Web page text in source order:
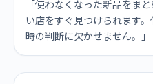
「使わなくなった新品をま
い店をすぐ見つけられます
時の判断に欠かせません。」